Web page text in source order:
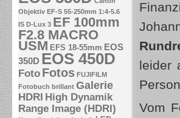
Objektiv EF-S 55-250mm 1:4-5.6
IS D-Lux 3 EF 100mm
F2.8 MACRO
USM EFS 18-55mm EOS
350D EOS 450D
Foto Fotos FUJIFILM
Fotobuch brillant Galerie
HDRI High Dynamik
Range Image (HDRI)
leider
Vom